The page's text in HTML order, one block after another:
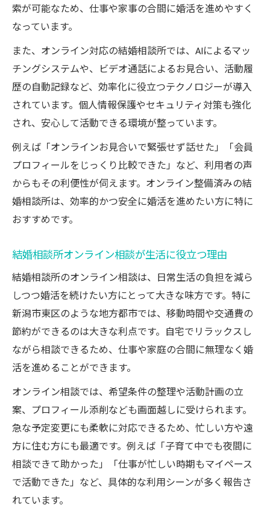
索が可能なため、仕事や家事の合間に婚活を進めやすく
なっています。
また、オンライン対応の結婚相談所では、AIによるマッ
チングシステムや、ビデオ通話によるお見合い、活動履
歴の自動記録など、効率化に役立つテクノロジーが導入
されています。個人情報保護やセキュリティ対策も強化
され、安心して活動できる環境が整っています。
例えば「オンラインお見合いで緊張せず話せた」「会員
プロフィールをじっくり比較できた」など、利用者の声
からもその利便性が伺えます。オンライン整備済みの結
婚相談所は、効率的かつ安全に婚活を進めたい方に特に
おすすめです。
結婚相談所オンライン相談が生活に役立つ理由
結婚相談所のオンライン相談は、日常生活の負担を減ら
しつつ婚活を続けたい方にとって大きな味方です。特に
新潟市東区のような地方都市では、移動時間や交通費の
節約ができるのは大きな利点です。自宅でリラックスし
ながら相談できるため、仕事や家庭の合間に無理なく婚
活を進めることができます。
オンライン相談では、希望条件の整理や活動計画の立
案、プロフィール添削なども画面越しに受けられます。
急な予定変更にも柔軟に対応できるため、忙しい方や遠
方に住む方にも最適です。例えば「子育て中でも夜間に
相談できて助かった」「仕事が忙しい時期もマイペース
で活動できた」など、具体的な利用シーンが多く報告さ
れています。